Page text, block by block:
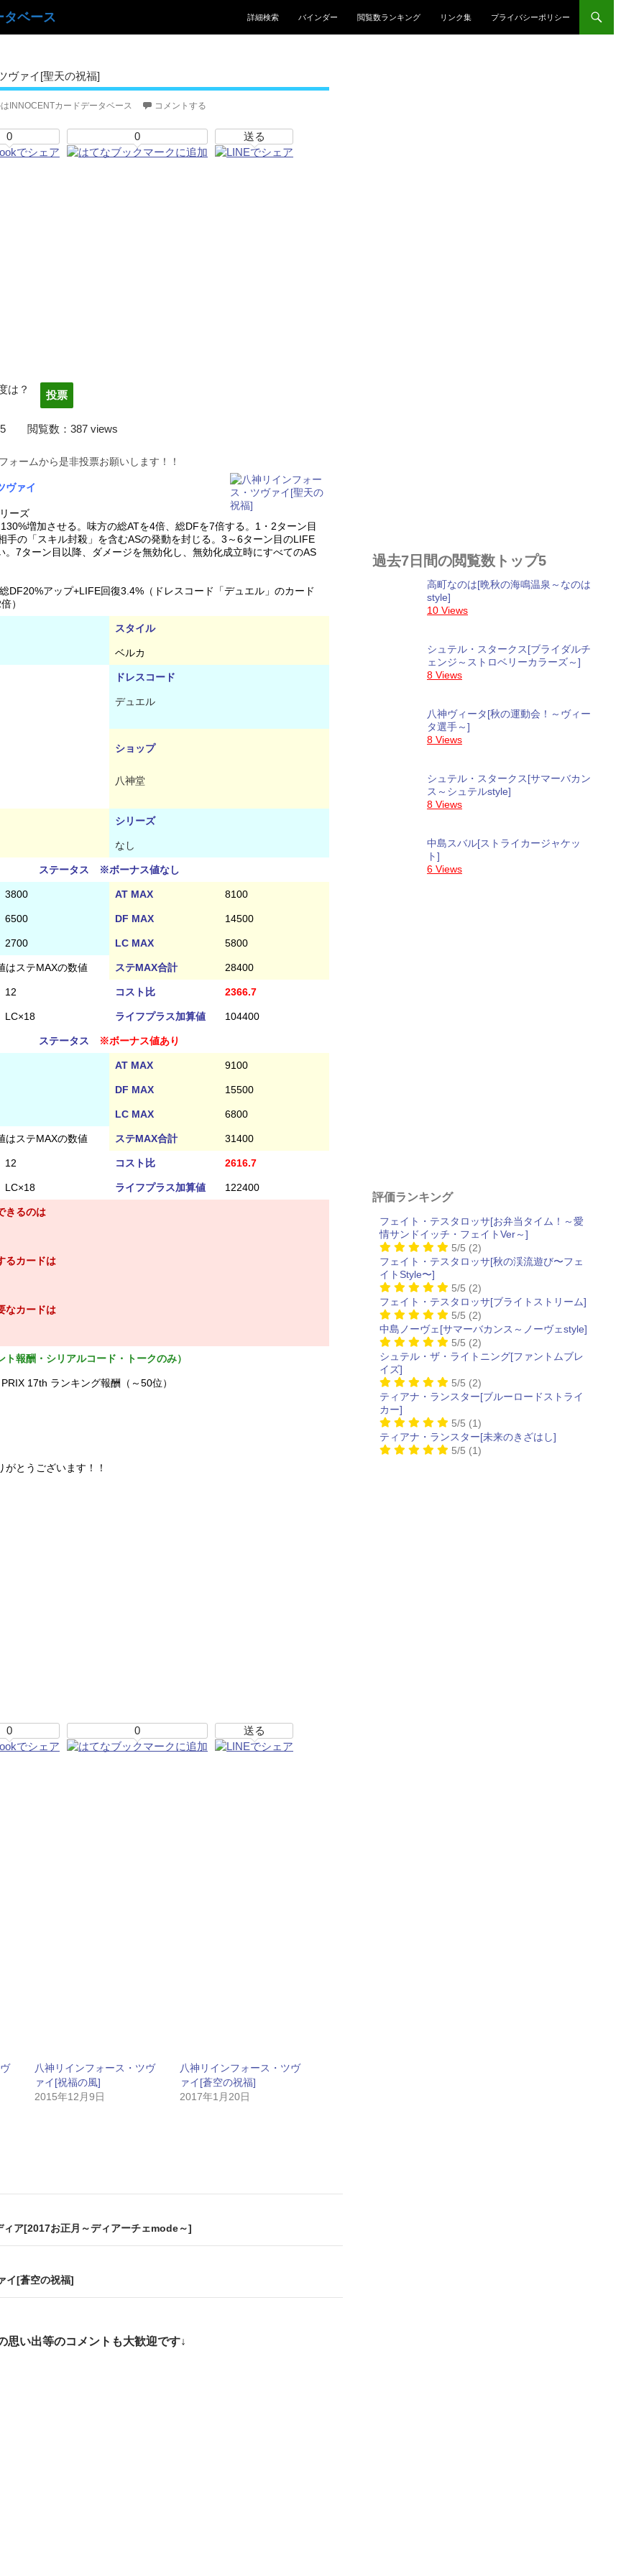
タベース
詳細検索
バインダー 閲覧数ランキング リンク集 プライバシーポリシー
ヴァイ[聖天の祝福]
INNOCENTカードデータベース コメントする
0 0 送る
は？
03/05 閲覧数：387 views
ームから是非投票お願いします！！
ヴァイ
ーズ
増加させる。味方の総ATを4倍、総DFを7倍する。1・2ターン目
手の「スキル封殺」を含むASの発動を封じる。3～6ターン目のLIFE
。7ターン目以降、ダメージを無効化し、無効化成立時にすべてのAS
アップ+LIFE回復3.4%（ドレスコード「デュエル」のカード
）
スタイル
ベルカ
ドレスコード
デュエル
ショップ
八神堂
シリーズ
なし
ステータス ※ボーナス値なし
3800 AT MAX 8100
6500 DF MAX 14500
2700 LC MAX 5800
はステMAXの数値 ステMAX合計 28400
12 コスト比 2366.7
LC×18 ライフプラス加算値 104400
ステータス ※ボーナス値あり
AT MAX 9100
DF MAX 15500
LC MAX 6800
はステMAXの数値 ステMAX合計 31400
12 コスト比 2616.7
LC×18 ライフプラス加算値 122400
きるのは
るカードは
なカードは
報酬・シリアルコード・トークのみ）
17th ランキング報酬（～50位）
とうございます！！
0 0 送る
八神リインフォース・ツヴ
ァイ[祝福の風]
2015年12月9日
八神リインフォース・ツヴ
ァイ[蒼空の祝福]
2017年1月20日
ア[2017お正月～ディアーチェmode～]
イ[蒼空の祝福]
思い出等のコメントも大歓迎です↓
過去7日間の閲覧数トップ5
高町なのは[晩秋の海鳴温泉～なのは
style]
10 Views
シュテル・スタークス[ブライダルチ
ェンジ～ストロベリーカラーズ～]
8 Views
八神ヴィータ[秋の運動会！～ヴィー
タ選手～]
8 Views
シュテル・スタークス[サマーバカン
ス～シュテルstyle]
8 Views
中島スバル[ストライカージャケッ
ト]
6 Views
評価ランキング
フェイト・テスタロッサ[お弁当タイム！～愛
情サンドイッチ・フェイトVer～]
5/5 (2)
フェイト・テスタロッサ[秋の渓流遊び〜フェ
イトStyle〜]
5/5 (2)
フェイト・テスタロッサ[ブライトストリーム]
5/5 (2)
中島ノーヴェ[サマーバカンス～ノーヴェstyle]
5/5 (2)
シュテル・ザ・ライトニング[ファントムブレ
イズ]
5/5 (2)
ティアナ・ランスター[ブルーロードストライ
カー]
5/5 (1)
ティアナ・ランスター[未来のきざはし]
5/5 (1)